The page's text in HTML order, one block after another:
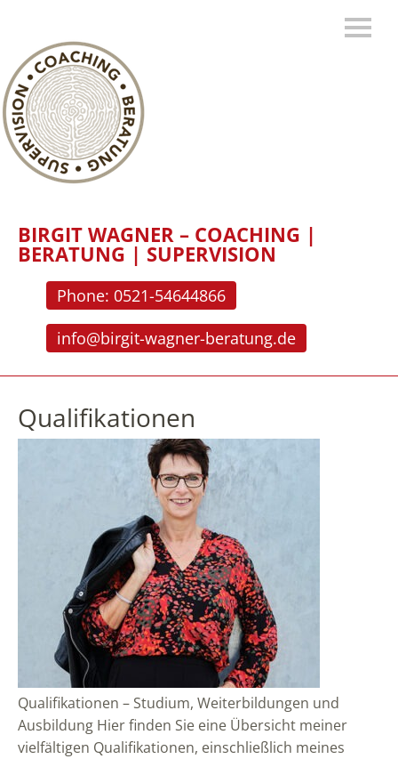
BIRGIT WAGNER – COACHING |
BERATUNG | SUPERVISION
Phone: 0521-54644866
info@birgit-wagner-beratung.de
Qualifikationen
Qualifikationen – Studium, Weiterbildungen und
Ausbildung Hier finden Sie eine Übersicht meiner
vielfältigen Qualifikationen, einschließlich meines